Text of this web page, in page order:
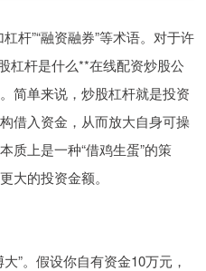
杆”“融资融券”等术语。对于许
杠杆是什么**在线配资炒股公
简单来说，炒股杠杆就是投资
借入资金，从而放大自身可操
质上是一种“借鸡生蛋”的策
大的投资金额。
”。假设你自有资金10万元，